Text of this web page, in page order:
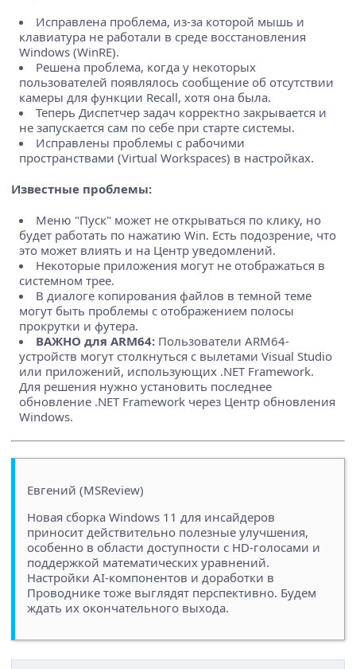
Исправлена проблема, из-за которой мышь и
клавиатура не работали в среде восстановления
Windows (WinRE).
Решена проблема, когда у некоторых
пользователей появлялось сообщение об отсутствии
камеры для функции Recall, хотя она была.
Теперь Диспетчер задач корректно закрывается и
не запускается сам по себе при старте системы.
Исправлены проблемы с рабочими
пространствами (Virtual Workspaces) в настройках.
Известные проблемы:
Меню "Пуск" может не открываться по клику, но
будет работать по нажатию Win. Есть подозрение, что
это может влиять и на Центр уведомлений.
Некоторые приложения могут не отображаться в
системном трее.
В диалоге копирования файлов в темной теме
могут быть проблемы с отображением полосы
прокрутки и футера.
ВАЖНО для ARM64: Пользователи ARM64-
устройств могут столкнуться с вылетами Visual Studio
или приложений, использующих .NET Framework.
Для решения нужно установить последнее
обновление .NET Framework через Центр обновления
Windows.
Евгений (MSReview)
Новая сборка Windows 11 для инсайдеров
приносит действительно полезные улучшения,
особенно в области доступности с HD-голосами и
поддержкой математических уравнений.
Настройки AI-компонентов и доработки в
Проводнике тоже выглядят перспективно. Будем
ждать их окончательного выхода.